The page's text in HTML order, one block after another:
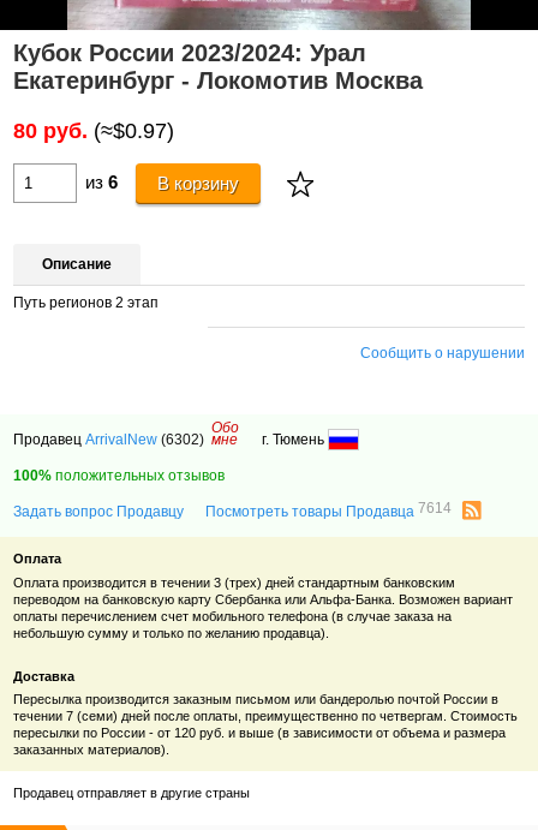
Кубок России 2023/2024: Урал
Екатеринбург - Локомотив Москва
80 руб. (≈$0.97)
из 6 В корзину
Описание
Путь регионов 2 этап
Сообщить о нарушении
ПродавецArrivalNew (6302)
Обо
мне г. Тюмень
100% положительных отзывов
Задать вопрос Продавцу Посмотреть товары Продавца 7614
Оплата
Оплата производится в течении 3 (трех) дней стандартным банковским
переводом на банковскую карту Сбербанка или Альфа-Банка. Возможен вариант
оплаты перечислением счет мобильного телефона (в случае заказа на
небольшую сумму и только по желанию продавца).
Доставка
Пересылка производится заказным письмом или бандеролью почтой России в
течении 7 (семи) дней после оплаты, преимущественно по четвергам. Стоимость
пересылки по России - от 120 руб. и выше (в зависимости от объема и размера
заказанных материалов).
Продавец отправляет в другие страны